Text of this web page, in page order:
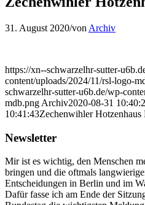
31. August 2020/von Archiv
https://xn--schwarzelhr-sutter-
content/uploads/2024/11/rsl-logo-
schwarzelhr-sutter-u6b.de/wp-
mdb.png Archiv2020-08-31
10:41:43Zechenwihler Hotzenhaus
Newsletter
Mir ist es wichtig, den Menschen
bringen und die oftmals
Entscheidungen in Berlin und im
Dafür fasse ich am Ende der